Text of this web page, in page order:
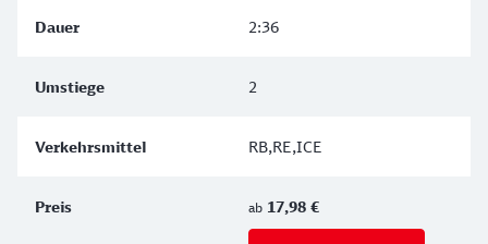
2:36
2
RB,RE,ICE
ab 17,98 €